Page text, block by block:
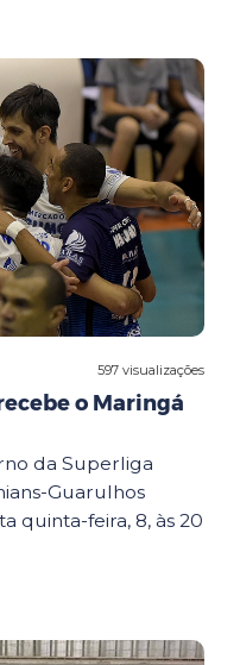
597 visualizações
o Maringá
da Superliga
Guarulhos
quinta-feira, 8, às 20